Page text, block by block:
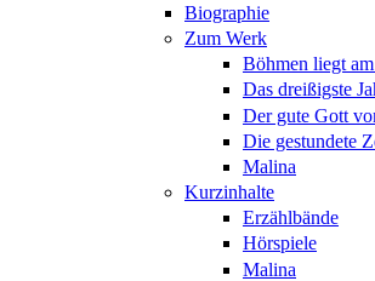
Biographie
Zum Werk
Böhmen liegt
Das dreißigste
Der gute Gott
Die gestundete
Malina
Kurzinhalte
Erzählbände
Hörspiele
Malina